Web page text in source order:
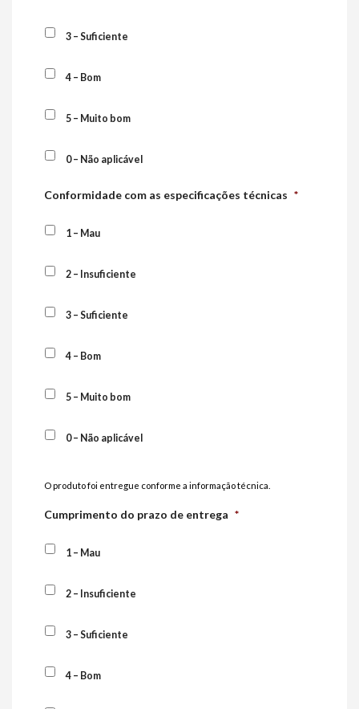
3 – Suficiente
4 – Bom
5 – Muito bom
0 – Não aplicável
Conformidade com as especificações técnicas *
1 – Mau
2 – Insuficiente
3 – Suficiente
4 – Bom
5 – Muito bom
0 – Não aplicável
O produto foi entregue conforme a informação técnica.
Cumprimento do prazo de entrega *
1 – Mau
2 – Insuficiente
3 – Suficiente
4 – Bom